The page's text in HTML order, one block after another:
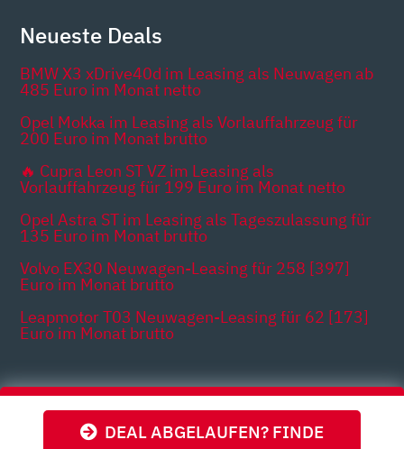
DEAL ABGELAUFEN? FINDE
Neueste Deals
BMW X3 xDrive40d im Leasing als Neuwagen ab
485 Euro im Monat netto
Opel Mokka im Leasing als Vorlauffahrzeug für
200 Euro im Monat brutto
🔥 Cupra Leon ST VZ im Leasing als
Vorlauffahrzeug für 199 Euro im Monat netto
Opel Astra ST im Leasing als Tageszulassung für
135 Euro im Monat brutto
Volvo EX30 Neuwagen-Leasing für 258 [397]
Euro im Monat brutto
Leapmotor T03 Neuwagen-Leasing für 62 [173]
Euro im Monat brutto